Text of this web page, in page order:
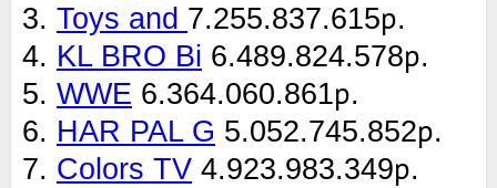
3. Toys and 7.255.837.615р.
4. KL BRO Bi 6.489.824.578р.
5. WWE 6.364.060.861р.
6. HAR PAL G 5.052.745.852р.
7. Colors TV 4.923.983.349р.